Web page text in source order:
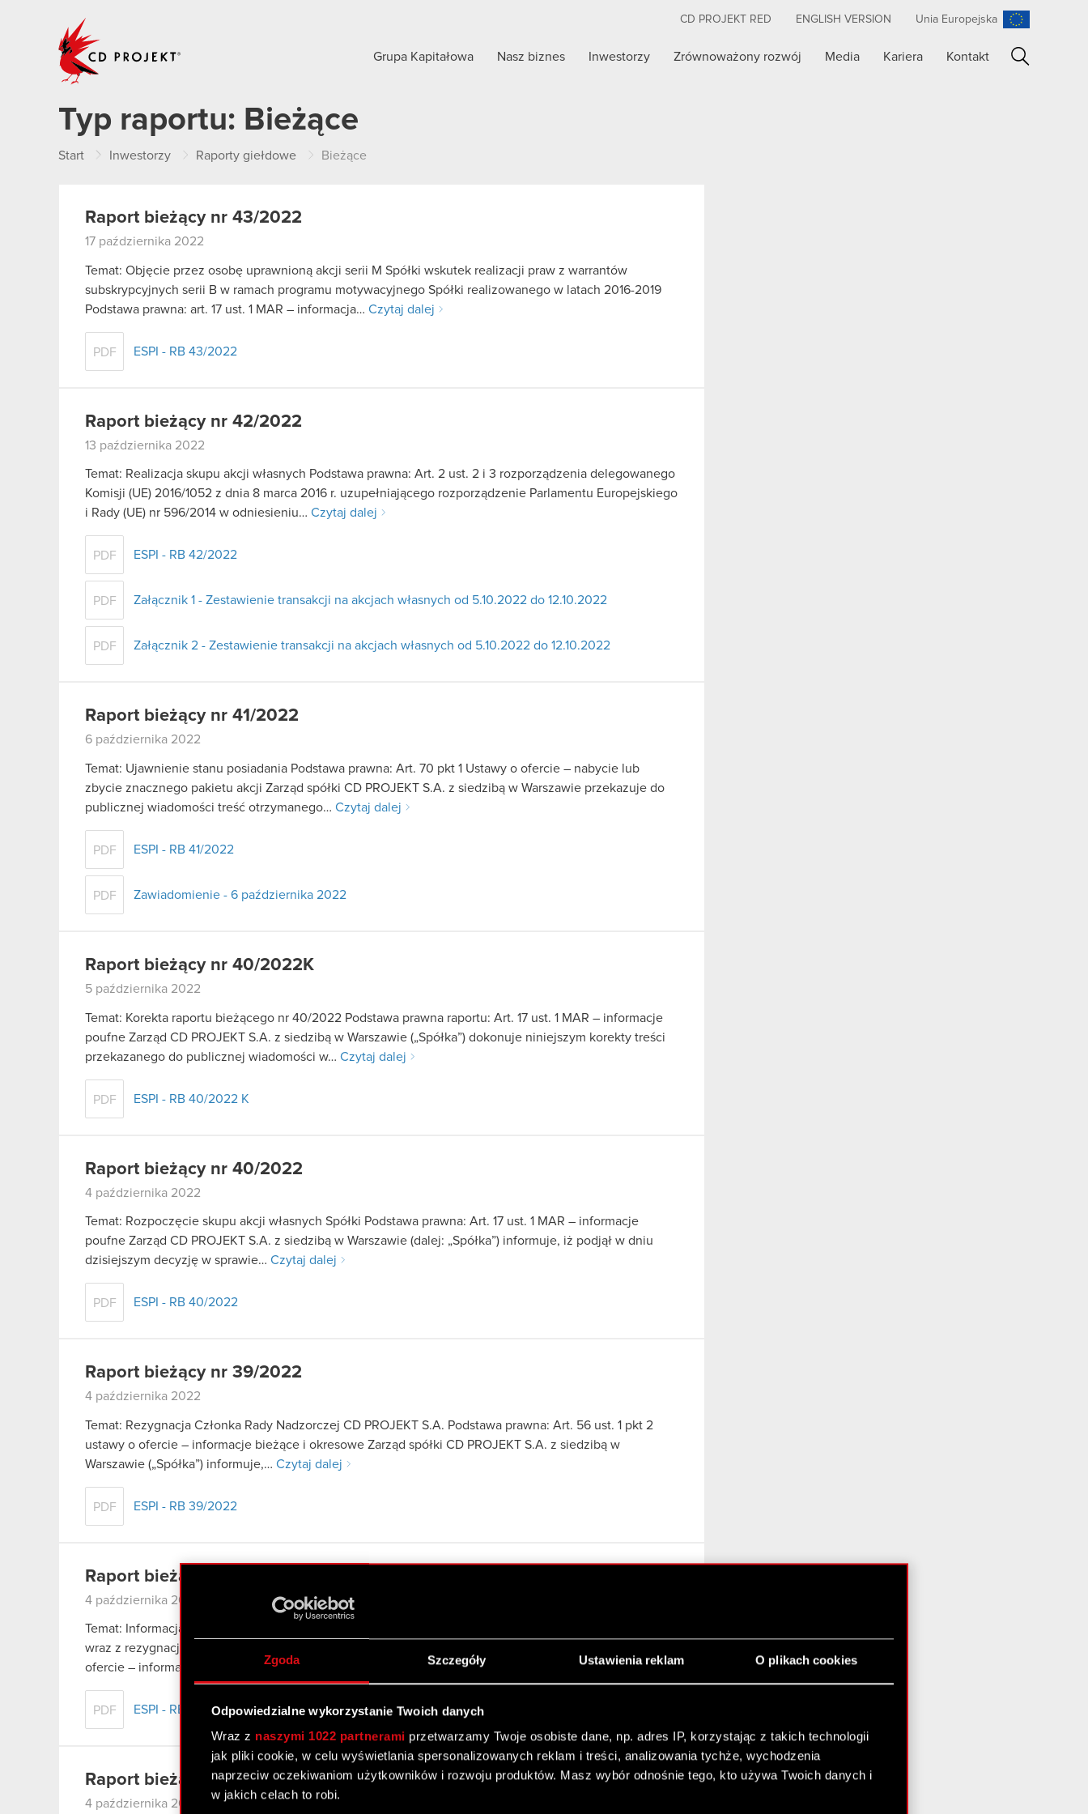
Zgoda Szczegóły Ustawienia reklam O plikach cookies
Odpowiedzialne wykorzystanie Twoich danych
Wraz z naszymi 1022 partnerami przetwarzamy Twoje osobiste dane, np. adres IP, korzystając z takich technologii
jak pliki cookie, w celu wyświetlania spersonalizowanych reklam i treści, analizowania tychże, wychodzenia
naprzeciw oczekiwaniom użytkowników i rozwoju produktów. Masz wybór odnośnie tego, kto używa Twoich danych i
w jakich celach to robi.
CD PROJEKT RED ENGLISH VERSION Unia Europejska
Grupa Kapitałowa Nasz biznes Inwestorzy Zrównoważony rozwój Media Kariera Kontakt
Typ raportu: Bieżące
Start Inwestorzy Raporty giełdowe Bieżące
Raport bieżący nr 43/2022
17 października 2022
Temat: Objęcie przez osobę uprawnioną akcji serii M Spółki wskutek realizacji praw z warrantów
subskrypcyjnych serii B w ramach programu motywacyjnego Spółki realizowanego w latach 2016-2019
Podstawa prawna: art. 17 ust. 1 MAR – informacja… Czytaj dalej
PDF ESPI - RB 43/2022
Raport bieżący nr 42/2022
13 października 2022
Temat: Realizacja skupu akcji własnych Podstawa prawna: Art. 2 ust. 2 i 3 rozporządzenia delegowanego
Komisji (UE) 2016/1052 z dnia 8 marca 2016 r. uzupełniającego rozporządzenie Parlamentu Europejskiego
i Rady (UE) nr 596/2014 w odniesieniu… Czytaj dalej
PDF ESPI - RB 42/2022
PDF Załącznik 1 - Zestawienie transakcji na akcjach własnych od 5.10.2022 do 12.10.2022
PDF Załącznik 2 - Zestawienie transakcji na akcjach własnych od 5.10.2022 do 12.10.2022
Raport bieżący nr 41/2022
6 października 2022
Temat: Ujawnienie stanu posiadania Podstawa prawna: Art. 70 pkt 1 Ustawy o ofercie – nabycie lub
zbycie znacznego pakietu akcji Zarząd spółki CD PROJEKT S.A. z siedzibą w Warszawie przekazuje do
publicznej wiadomości treść otrzymanego… Czytaj dalej
PDF ESPI - RB 41/2022
PDF Zawiadomienie - 6 października 2022
Raport bieżący nr 40/2022K
5 października 2022
Temat: Korekta raportu bieżącego nr 40/2022 Podstawa prawna raportu: Art. 17 ust. 1 MAR – informacje
poufne Zarząd CD PROJEKT S.A. z siedzibą w Warszawie („Spółka”) dokonuje niniejszym korekty treści
przekazanego do publicznej wiadomości w… Czytaj dalej
PDF ESPI - RB 40/2022 K
Raport bieżący nr 40/2022
4 października 2022
Temat: Rozpoczęcie skupu akcji własnych Spółki Podstawa prawna: Art. 17 ust. 1 MAR – informacje
poufne Zarząd CD PROJEKT S.A. z siedzibą w Warszawie (dalej: „Spółka”) informuje, iż podjął w dniu
dzisiejszym decyzję w sprawie… Czytaj dalej
PDF ESPI - RB 40/2022
Raport bieżący nr 39/2022
4 października 2022
Temat: Rezygnacja Członka Rady Nadzorczej CD PROJEKT S.A. Podstawa prawna: Art. 56 ust. 1 pkt 2
ustawy o ofercie – informacje bieżące i okresowe Zarząd spółki CD PROJEKT S.A. z siedzibą w
Warszawie („Spółka”) informuje,… Czytaj dalej
PDF ESPI - RB 39/2022
Raport bieżący nr 38/2022
4 października 2022
Temat: Informacja o zamiarze kandydowania do pełnienia funkcji Przewodniczącego Rady Nadzorczej
wraz z rezygnacją z pełnienia funkcji Członka Zarządu Podstawa prawna: art. 56 ust. 1 pkt 2 ustawy o
ofercie – informacje bieżące i okresowe…
PDF ESPI - RB 38/2022
Raport bieżący nr 37/2022
4 października 2022